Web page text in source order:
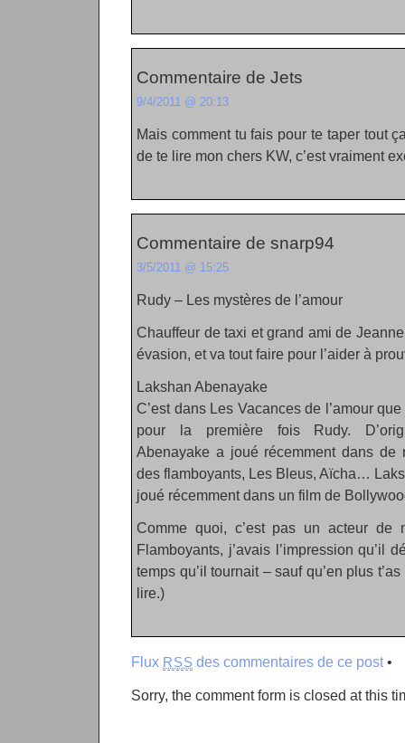
Commentaire de Jets
9/4/2011 @ 20:13
Mais comment tu fais pour te taper tout
de te lire mon chers KW, c’est vraiment
Commentaire de snarp94
3/5/2011 @ 15:25
Rudy – Les mystères de l’amour
Chauffeur de taxi et grand ami de
évasion, et va tout faire pour l’aider à
Lakshan Abenayake
C’est dans Les Vacances de l’amour
pour la première fois Rudy.
Abenayake a joué récemment dans de
des flamboyants, Les Bleus, Aïcha…
joué récemment dans un film de
Comme quoi, c’est pas un acteur
Flamboyants, j’avais l’impression qu’il
temps qu’il tournait – sauf qu’en plus
lire.)
Flux RSS des commentaires de ce post•
Sorry, the comment form is closed at this